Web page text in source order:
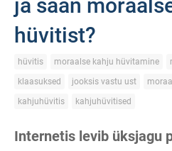
ja saan
hüvitist?
hüvitis moraalse kahju hüvitamine
klaasuksed
jooksis vastu ust
kahjuhüvitis
kahjuhüvitised
Internetis levib üksjagu